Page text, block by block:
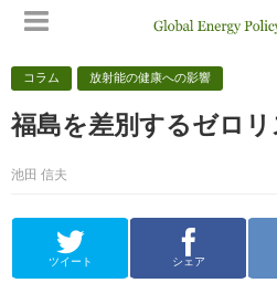
コラム 放射能の健康への影響
福島を差別するゼロ
池田 信夫
ツイート シェア